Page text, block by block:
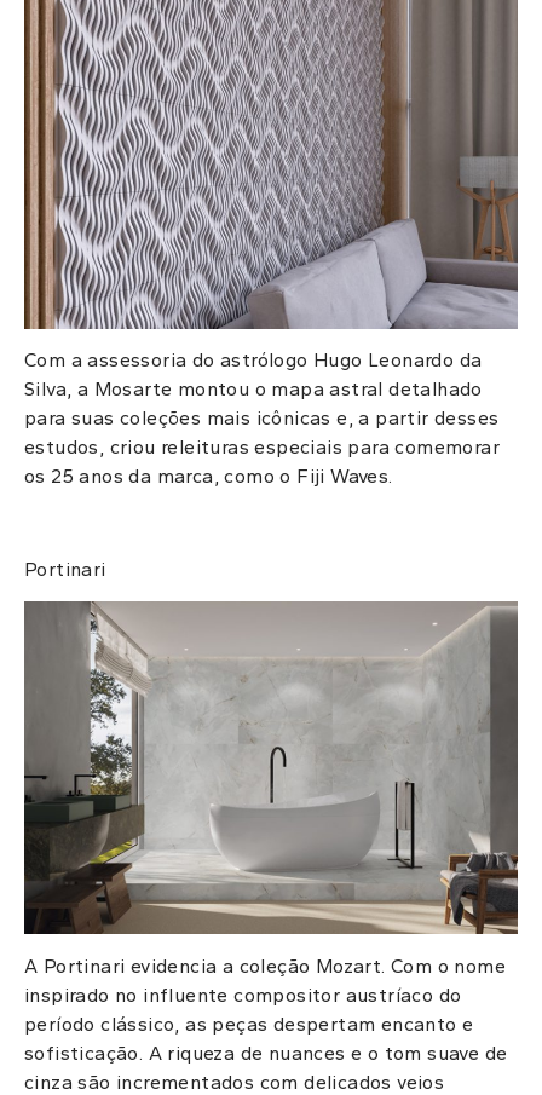
Com a assessoria do astrólogo Hugo Leonardo da
Silva, a Mosarte montou o mapa astral detalhado
para suas coleções mais icônicas e, a partir desses
estudos, criou releituras especiais para comemorar
os 25 anos da marca, como o Fiji Waves.
Portinari
A Portinari evidencia a coleção Mozart. Com o nome
inspirado no influente compositor austríaco do
período clássico, as peças despertam encanto e
sofisticação. A riqueza de nuances e o tom suave de
cinza são incrementados com delicados veios